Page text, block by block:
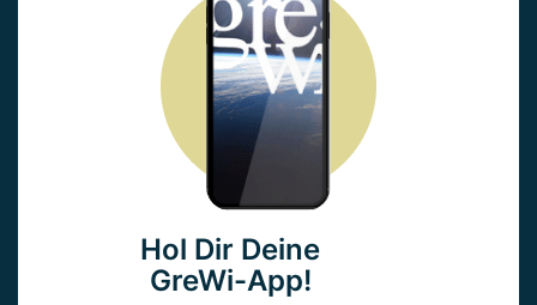
Hol Dir Deine
GreWi-App!